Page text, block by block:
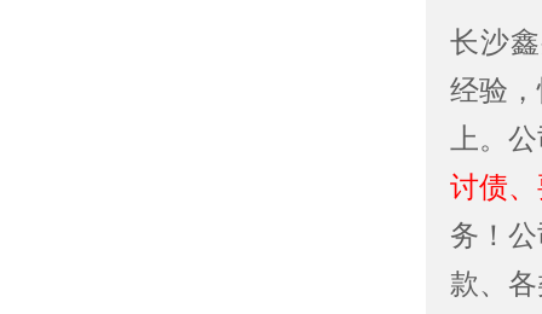
长沙
经验
上。
讨债
务！
款、